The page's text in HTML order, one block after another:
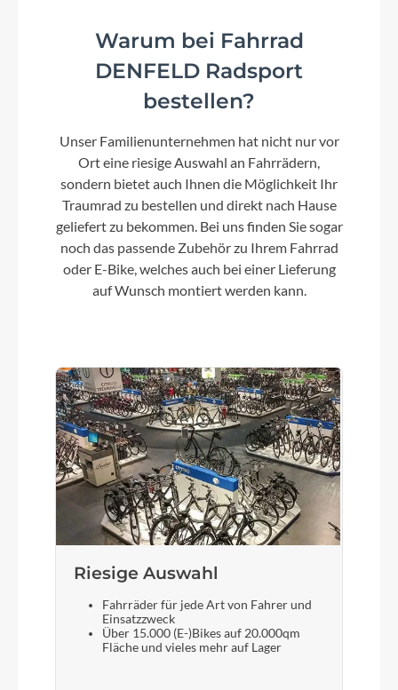
Warum bei Fahrrad
DENFELD Radsport
bestellen?
Unser Familienunternehmen hat nicht nur vor
Ort eine riesige Auswahl an Fahrrädern,
sondern bietet auch Ihnen die Möglichkeit Ihr
Traumrad zu bestellen und direkt nach Hause
geliefert zu bekommen. Bei uns finden Sie sogar
noch das passende Zubehör zu Ihrem Fahrrad
oder E-Bike, welches auch bei einer Lieferung
auf Wunsch montiert werden kann.
Riesige Auswahl
Fahrräder für jede Art von Fahrer und
Einsatzzweck
Über 15.000 (E-)Bikes auf 20.000qm
Fläche und vieles mehr auf Lager